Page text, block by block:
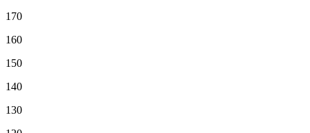
170
160
150
140
130